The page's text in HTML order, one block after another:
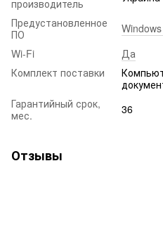
производитель
Предустановленное
ПО
Wi-Fi
Да
Комплект поставки
Гарантийный срок,
мес.
36
Отзывы